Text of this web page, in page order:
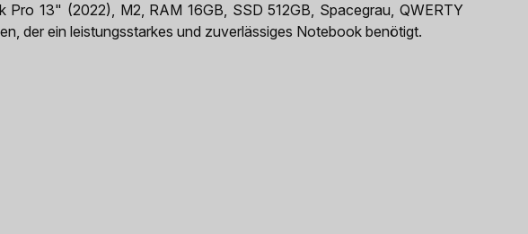
Pro 13" (2022), M2, RAM 16GB, SSD 512GB, Spacegrau, QWERTY
der ein leistungsstarkes und zuverlässiges Notebook benötigt.